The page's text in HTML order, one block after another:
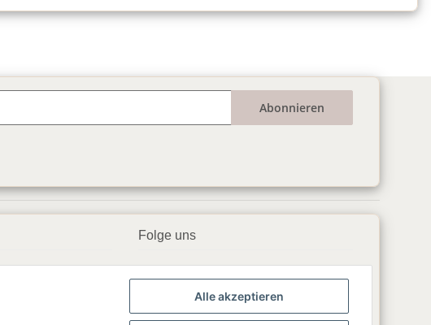
Abonnieren
Folge uns
▶️ YouTube
Alle akzeptieren